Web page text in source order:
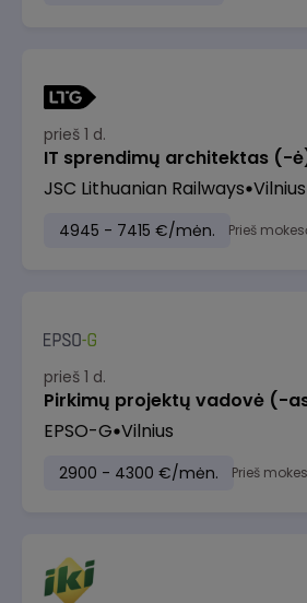
prieš 1 d.
IT sprendimų architektas (-
JSC Lithuanian Railways Vilnius
4945 - 7415 €/mėn. Prieš
prieš 1 d.
Pirkimų projektų vadovė (-
EPSO-G Vilnius
2900 - 4300 €/mėn. Prieš